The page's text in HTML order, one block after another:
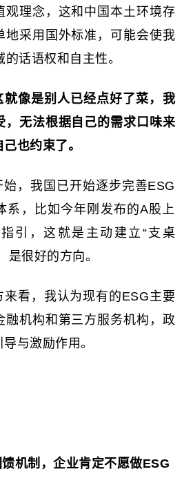
观理念，这和中国本土环境存
地采用国外标准，可能会使我
话语权和自主性。
就像是别人已经点好了菜，我
，无法根据自己的需求口味来
也约束了。
，我国已开始逐步完善ESG
系，比如今年刚发布的A股上
引，这就是主动建立“支桌
是很好的方向。
来看，我认为现有的ESG主要
融机构和第三方服务机构，政
与激励作用。
机制，企业肯定不愿做ESG